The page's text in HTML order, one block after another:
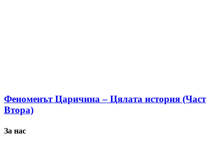
Феноменът Царичина – Цялата история (Част
Втора)
За нас